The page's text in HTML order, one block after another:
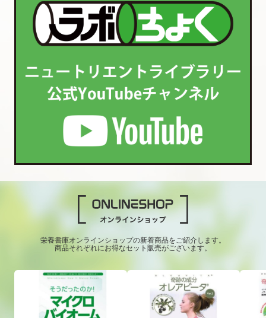
栄養書庫オンラインショップの新着商品をご紹介します。
商品それぞれにお得なセット販売がございます。